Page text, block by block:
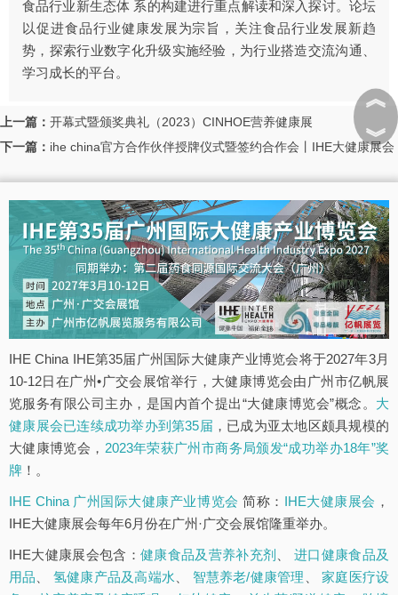
食品行业新生态体 系的构建进行重点解读和深入探讨。论坛
以促进食品行业健康发展为宗旨，关注食品行业发展新趋
势，探索行业数字化升级实施经验，为行业搭造交流沟通、
学习成长的平台。
上一篇： 开幕式暨颁奖典礼（2023）CINHOE营养健康展
下一篇： ihe china官方合作伙伴授牌仪式暨签约合作会丨IHE大健康展会
IHE China IHE第35届广州国际大健康产业博览会将于2027年3月
10-12日在广州•广交会展馆举行，大健康博览会由广州市亿帆展
览服务有限公司主办，是国内首个提出“大健康博览会”概念。 大
健康展会已连续成功举办到第35届 ，已成为亚太地区颇具规模的
大健康博览会， 2023年荣获广州市商务局颁发“成功举办18年”奖
牌 ！。
IHE China 广州国际大健康产业博览会 简称： IHE大健康展会 ，
IHE大健康展会每年6月份在广州·广交会展馆隆重举办。
IHE大健康展会包含： 健康食品及营养补充剂 、进口健康食品及
用品、 氢健康产品及高端水、 智慧养老/健康管理 、家庭医疗设
︽
︾